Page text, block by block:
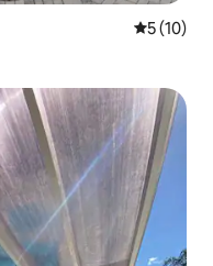
5 (10)